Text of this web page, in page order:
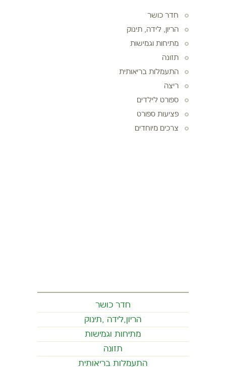
חדר כושר
הריון, לידה, תינוק
מתיחות וגמישות
תזונה
התעמלות בריאותית
ריצה
ספורט לילדים
פציעות ספורט
צרכים מיוחדים
חדר כושר
הריון,לידה ,תינוק
מתיחות וגמישות
תזונה
התעמלות בריאותית